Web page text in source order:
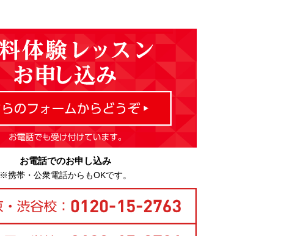
お電話でのお申し込み
※携帯・公衆電話からもOKです。